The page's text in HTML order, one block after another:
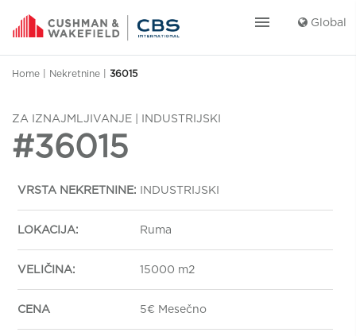
menu Global
Home Nekretnine 36015
ZA IZNAJMLJIVANJE | INDUSTRIJSKI
#36015
VRSTA NEKRETNINE: INDUSTRIJSKI
LOKACIJA: Ruma
VELIČINA: 15000 m2
CENA 5€ Mesečno